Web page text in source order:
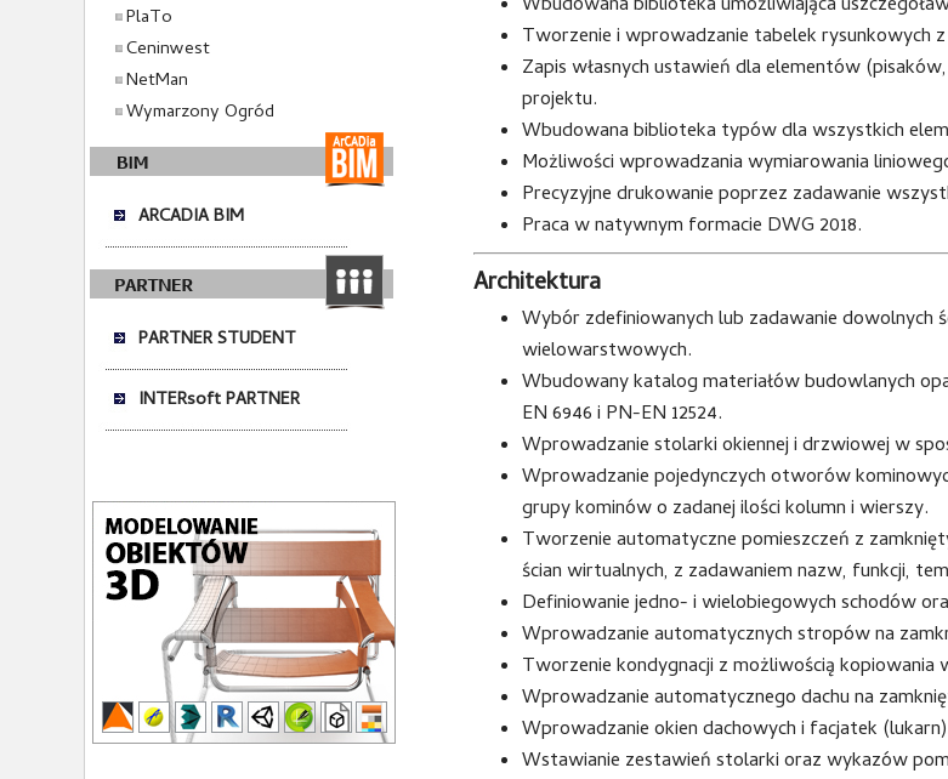
PlaTo
Ceninwest
NetMan
Wymarzony Ogród
ARCADIA BIM
PARTNER STUDENT
INTERsoft PARTNER
Tworzenie i wprowadzanie tabelek rysunkowych
Zapis własnych ustawień dla elementów
projektu.
Wbudowana biblioteka typów dla wszystkich
Możliwości wprowadzania wymiarowania
Precyzyjne drukowanie poprzez zadawanie
Praca w natywnym formacie DWG 2018.
Architektura
Wybór zdefiniowanych lub zadawanie dowolnych
wielowarstwowych.
Wbudowany katalog materiałów budowlanych
EN 6946 i PN-EN 12524.
Wprowadzanie stolarki okiennej i drzwiowej w
Wprowadzanie pojedynczych otworów
grupy kominów o zadanej ilości kolumn i wierszy.
Tworzenie automatyczne pomieszczeń z
ścian wirtualnych, z zadawaniem nazw, funkcji,
Definiowanie jedno- i wielobiegowych schodów
Wprowadzanie automatycznych stropów na
Tworzenie kondygnacji z możliwością kopiowania
Wprowadzanie automatycznego dachu na
Wprowadzanie okien dachowych i facjatek
Wstawianie zestawień stolarki oraz wykazów